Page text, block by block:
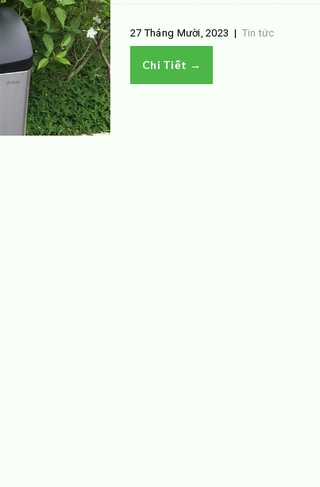
27 Tháng Mười, 2023 | Tin tức
Chi Tiết →